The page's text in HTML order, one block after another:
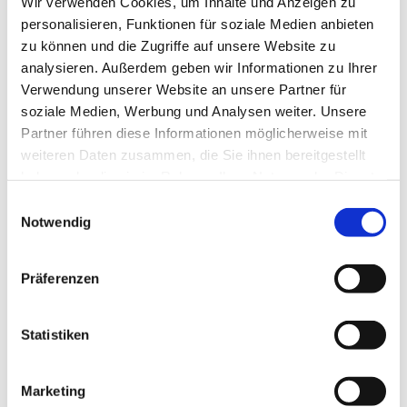
personalisieren, Funktionen für soziale Medien anbieten
zu können und die Zugriffe auf unsere Website zu
analysieren. Außerdem geben wir Informationen zu Ihrer
Verwendung unserer Website an unsere Partner für
soziale Medien, Werbung und Analysen weiter. Unsere
Partner führen diese Informationen möglicherweise mit
weiteren Daten zusammen, die Sie ihnen bereitgestellt
Notwendig
Präferenzen
Statistiken
Marketing
+49 (0)21 71-50 49-30
FÜR VIASIS